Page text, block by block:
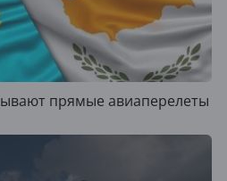
прямые авиаперелеты